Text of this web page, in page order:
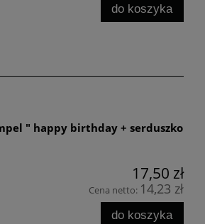
do koszyka
" happy birthday + serduszko
17,50 zł
Cena netto: 14,23 zł
do koszyka